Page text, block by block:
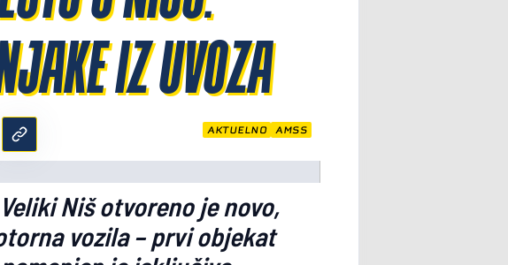
IZ UVOZA
AKTUELNO AMSS
Niš otvoreno je novo,
vozila – prvi objekat